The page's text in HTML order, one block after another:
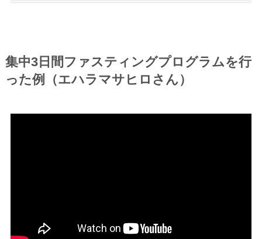
集中3日間ファスティングプログラムを行
った例（エハラマサヒロさん）